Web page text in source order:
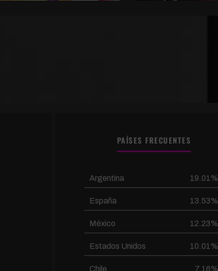
PAÍSES FRECUENTES
Argentina 19.01%
España 13.53%
México 12.23%
Estados Unidos 10.01%
Chile 7.16%